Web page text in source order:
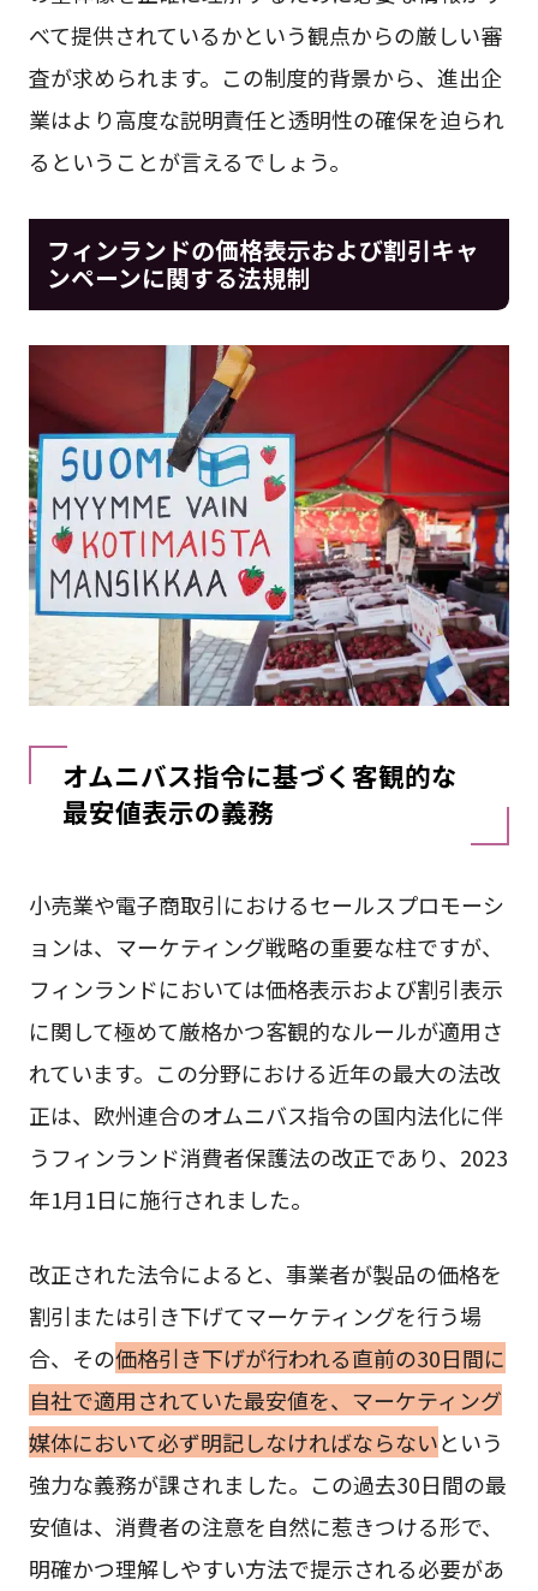
べて提供されているかという観点からの厳しい審
査が求められます。この制度的背景から、進出企
業はより高度な説明責任と透明性の確保を迫られ
るということが言えるでしょう。
フィンランドの価格表示および割引キャ
ンペーンに関する法規制
オムニバス指令に基づく客観的な
最安値表示の義務
小売業や電子商取引におけるセールスプロモーシ
ョンは、マーケティング戦略の重要な柱ですが、
フィンランドにおいては価格表示および割引表示
に関して極めて厳格かつ客観的なルールが適用さ
れています。この分野における近年の最大の法改
正は、欧州連合のオムニバス指令の国内法化に伴
うフィンランド消費者保護法の改正であり、2023
年1月1日に施行されました。
改正された法令によると、事業者が製品の価格を
割引または引き下げてマーケティングを行う場
合、その価格引き下げが行われる直前の30日間に
自社で適用されていた最安値を、マーケティング
媒体において必ず明記しなければならないという
強力な義務が課されました。この過去30日間の最
安値は、消費者の注意を自然に惹きつける形で、
明確かつ理解しやすい方法で提示される必要があ